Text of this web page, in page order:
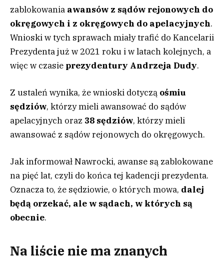
zablokowania awansów z sądów rejonowych do
okręgowych i z okręgowych do apelacyjnych.
Wnioski w tych sprawach miały trafić do Kancelarii
Prezydenta już w 2021 roku i w latach kolejnych, a
więc w czasie prezydentury Andrzeja Dudy.
Z ustaleń wynika, że wnioski dotyczą ośmiu
sędziów, którzy mieli awansować do sądów
apelacyjnych oraz 38 sędziów, którzy mieli
awansować z sądów rejonowych do okręgowych.
Jak informował Nawrocki, awanse są zablokowane
na pięć lat, czyli do końca tej kadencji prezydenta.
Oznacza to, że sędziowie, o których mowa, dalej
będą orzekać, ale w sądach, w których są
obecnie.
Na liście nie ma znanych